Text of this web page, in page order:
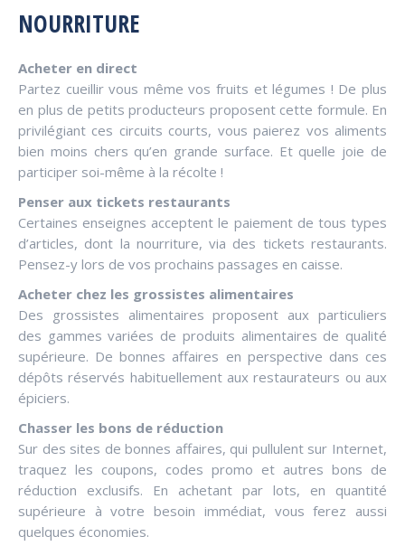
NOURRITURE
Acheter en direct
Partez cueillir vous même vos fruits et légumes ! De plus
en plus de petits producteurs proposent cette formule. En
privilégiant ces circuits courts, vous paierez vos aliments
bien moins chers qu’en grande surface. Et quelle joie de
participer soi-même à la récolte !
Penser aux tickets restaurants
Certaines enseignes acceptent le paiement de tous types
d’articles, dont la nourriture, via des tickets restaurants.
Pensez-y lors de vos prochains passages en caisse.
Acheter chez les grossistes alimentaires
Des grossistes alimentaires proposent aux particuliers
des gammes variées de produits alimentaires de qualité
supérieure. De bonnes affaires en perspective dans ces
dépôts réservés habituellement aux restaurateurs ou aux
épiciers.
Chasser les bons de réduction
Sur des sites de bonnes affaires, qui pullulent sur Internet,
traquez les coupons, codes promo et autres bons de
réduction exclusifs. En achetant par lots, en quantité
supérieure à votre besoin immédiat, vous ferez aussi
quelques économies.